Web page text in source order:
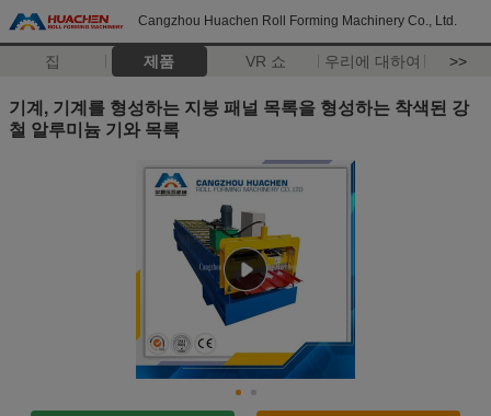
Cangzhou Huachen Roll Forming Machinery Co., Ltd.
집 제품 VR 쇼 우리에 대하여 >>
기계, 기계를 형성하는 지붕 패널 목록을 형성하는 착색된 강
철 알루미늄 기와 목록